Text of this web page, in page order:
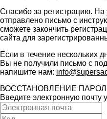
Спасибо за регистрацию.
отправлено письмо с
сможете закончить
сайта для
Если в течение нескольких
Вы не получили письмо с
напишите нам:
ВОССТАНОВЛЕНИЕ
Введите электронную почту